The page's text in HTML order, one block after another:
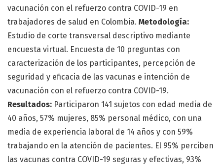
vacunación con el refuerzo contra COVID-19 en
trabajadores de salud en Colombia. Metodología:
Estudio de corte transversal descriptivo mediante
encuesta virtual. Encuesta de 10 preguntas con
caracterización de los participantes, percepción de
seguridad y eficacia de las vacunas e intención de
vacunación con el refuerzo contra COVID-19.
Resultados: Participaron 141 sujetos con edad media de
40 años, 57% mujeres, 85% personal médico, con una
media de experiencia laboral de 14 años y con 59%
trabajando en la atención de pacientes. El 95% perciben
las vacunas contra COVID-19 seguras y efectivas, 93%